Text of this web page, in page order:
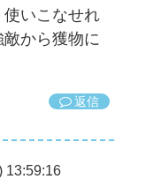
いこなせれ
から獲物に
返信
13:59:16